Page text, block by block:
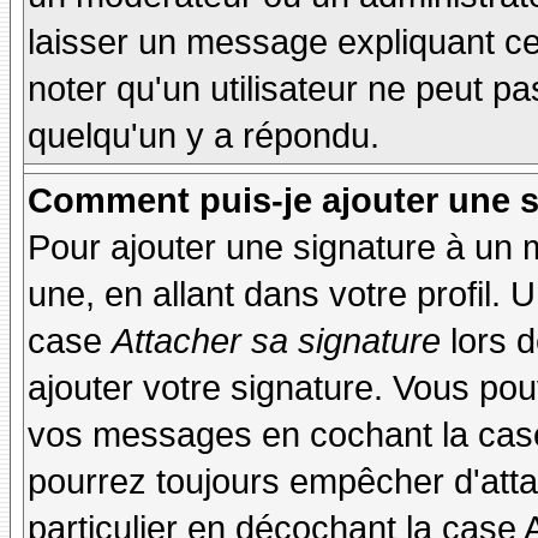
laisser un message expliquant
noter qu'un utilisateur ne peut
quelqu'un y a répondu.
Comment puis-je ajouter une
Pour ajouter une signature à un
une, en allant dans votre profil.
caseAttacher sa signature lors
ajouter votre signature. Vous
vos messages en cochant la
pourrez toujours empêcher
particulier en décochant la case